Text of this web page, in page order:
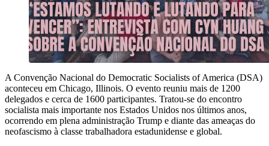
A Convenção Nacional do Democratic Socialists of America (DSA)
aconteceu em Chicago, Illinois. O evento reuniu mais de 1200
delegados e cerca de 1600 participantes. Tratou-se do encontro
socialista mais importante nos Estados Unidos nos últimos anos,
ocorrendo em plena administração Trump e diante das ameaças do
neofascismo à classe trabalhadora estadunidense e global.